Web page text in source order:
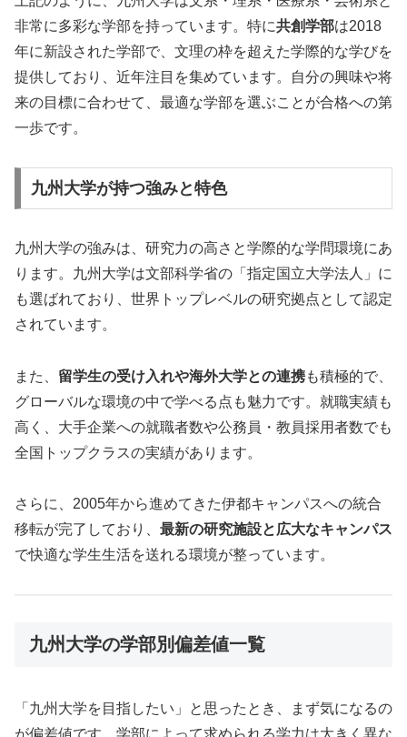
非常に多彩な学部を持っています。特に共創学部は2018
年に新設された学部で、文理の枠を超えた学際的な学びを
提供しており、近年注目を集めています。自分の興味や将
来の目標に合わせて、最適な学部を選ぶことが合格への第
一歩です。
九州大学が持つ強みと特色
九州大学の強みは、研究力の高さと学際的な学問環境にあ
ります。九州大学は文部科学省の「指定国立大学法人」に
も選ばれており、世界トップレベルの研究拠点として認定
されています。
また、 留学生の受け入れや海外大学との連携も積極的で、
グローバルな環境の中で学べる点も魅力です。就職実績も
高く、大手企業への就職者数や公務員・教員採用者数でも
全国トップクラスの実績があります。
さらに、2005年から進めてきた伊都キャンパスへの統合
移転が完了しており、 最新の研究施設と広大なキャンパス
で快適な学生生活を送れる環境が整っています。
九州大学の学部別偏差値一覧
「九州大学を目指したい」と思ったとき、まず気になるの